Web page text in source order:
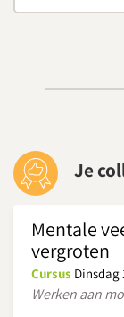
Je
Mentale
vergroten
Cursus Dinsdag
Werken aan